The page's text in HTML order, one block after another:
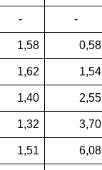
- -
1,58 0,58
1,62 1,54
1,40 2,55
1,32 3,70
1,51 6,08